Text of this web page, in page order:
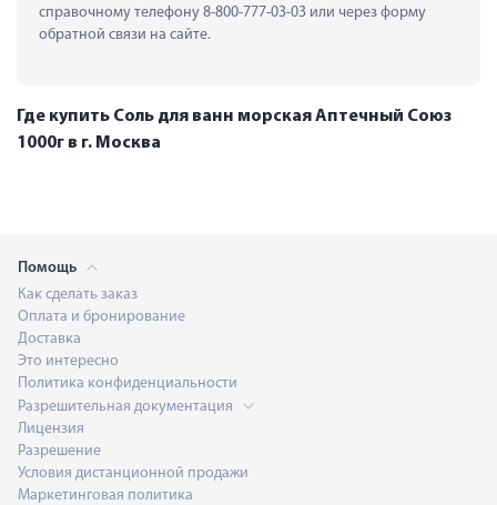
справочному телефону 8-800-777-03-03 или через форму
обратной связи на сайте.
Где купить Соль для ванн морская Аптечный Союз
1000г в г. Москва
Помощь
Как сделать заказ
Оплата и бронирование
Доставка
Это интересно
Политика конфиденциальности
Разрешительная документация
Лицензия
Разрешение
Условия дистанционной продажи
Маркетинговая политика